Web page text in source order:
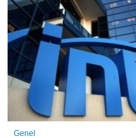
Genel